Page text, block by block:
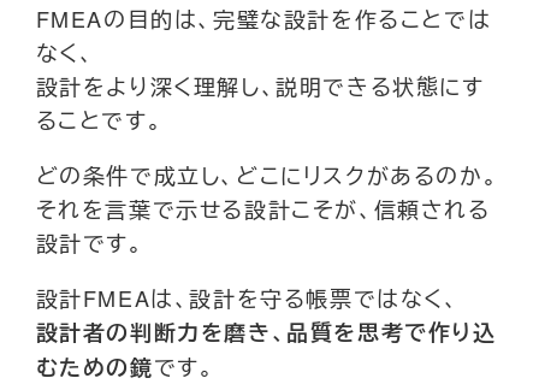
FMEAの目的は、完璧な設計を作ることでは
なく、
設計をより深く理解し、説明できる状態にす
ることです。
どの条件で成立し、どこにリスクがあるのか。
それを言葉で示せる設計こそが、信頼される
設計です。
設計FMEAは、設計を守る帳票ではなく、
設計者の判断力を磨き、品質を思考で作り込
むための鏡です。